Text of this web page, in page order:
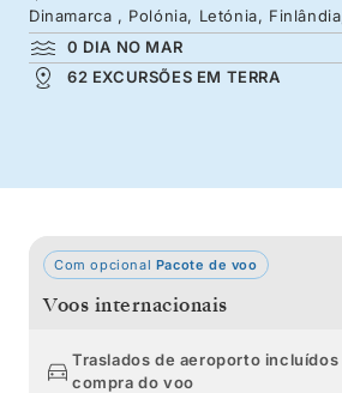
pináculos de Riga e
grande final em Tallin e
toque arquitetónico, beleza
Dinamarca , Polónia, Letónia,
0 DIA NO MAR
62 EXCURSÕES EM TERRA
Com opcional Pacote de voo
Voos internacionais
Traslados de aeroporto incluídos
compra do voo